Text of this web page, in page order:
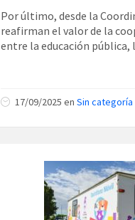
Por último, desde la
reafirman el valor de la
entre la educación pública,
17/09/2025 en Sin categoría